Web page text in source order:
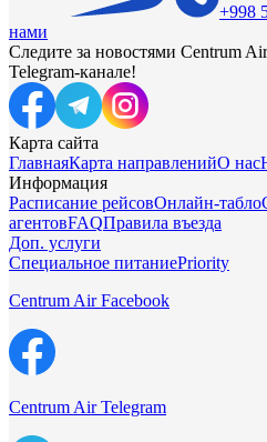
+998
нами
Следите за новостями Centrum
Telegram-канале!
Карта сайта
ГлавнаяКарта направленийО нас
Информация
Расписание рейсовОнлайн-табло
агентовFAQПравила въезда
Доп. услуги
Специальное питаниеPriority
Centrum Air Facebook
Centrum Air Telegram